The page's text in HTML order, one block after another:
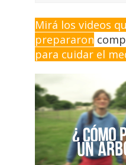
Mirá los videos
prepararon
para cuidar el